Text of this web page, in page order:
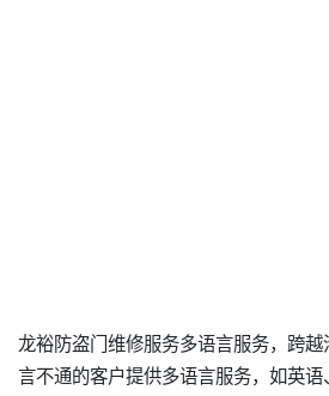
龙裕防盗门维修服务多语言服务，跨
言不通的客户提供多语言服务，如英